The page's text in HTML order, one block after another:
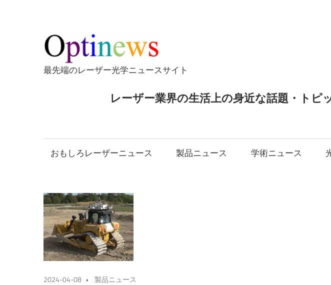
テ
ン
ツ
プ
最先端のレーザー光学ニュースサイト
レーザー業界の生活上の身近な話題・ト
おもしろレーザーニュース 製品ニュース 学術ニュース
2024-04-08 製品ニュース